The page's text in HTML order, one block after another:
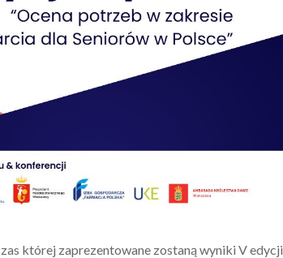
której zaprezentowane zostaną wyniki V edycji